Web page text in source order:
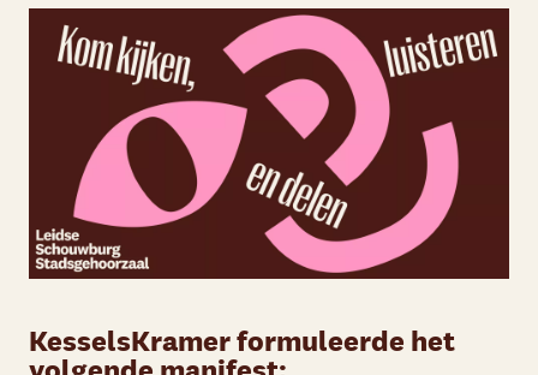
KesselsKramer formuleerde het